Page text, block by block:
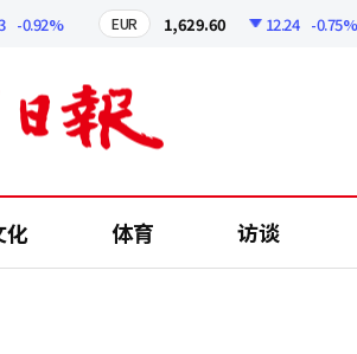
EUR 1,629.60 12.24 -0.75%
化 体育 访谈